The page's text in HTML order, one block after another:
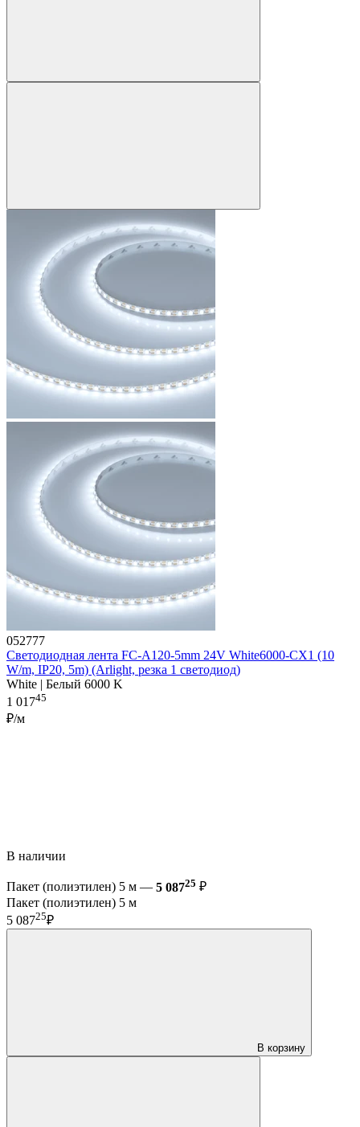
052777
Светодиодная лента FC-A120-5mm 24V White6000-CX1 (10
W/m, IP20, 5m) (Arlight, резка 1 светодиод)
White | Белый 6000 K
1 01745
₽/м
В наличии
Пакет (полиэтилен) 5 м — 5 08725 ₽
Пакет (полиэтилен) 5 м
5 08725₽
В корзину